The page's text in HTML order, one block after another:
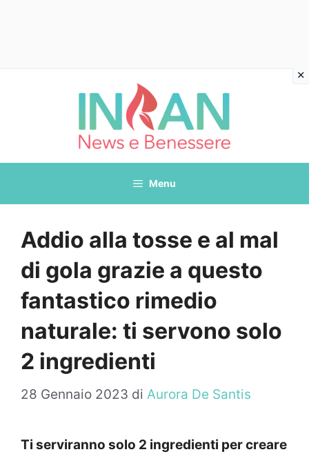
Menu
Addio alla tosse e al mal
di gola grazie a questo
fantastico rimedio
naturale: ti servono solo
2 ingredienti
28 Gennaio 2023 di Aurora De Santis
Ti serviranno solo 2 ingredienti per creare